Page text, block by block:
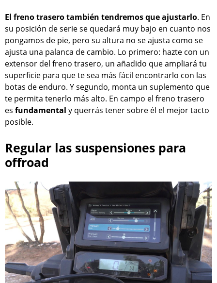
El freno trasero también tendremos que ajustarlo. En
su posición de serie se quedará muy bajo en cuanto nos
pongamos de pie, pero su altura no se ajusta como se
ajusta una palanca de cambio. Lo primero: hazte con un
extensor del freno trasero, un añadido que ampliará tu
superficie para que te sea más fácil encontrarlo con las
botas de enduro. Y segundo, monta un suplemento que
te permita tenerlo más alto. En campo el freno trasero
es fundamental y querrás tener sobre él el mejor tacto
posible.
Regular las suspensiones para
offroad